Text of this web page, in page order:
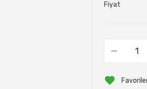
Fiyat